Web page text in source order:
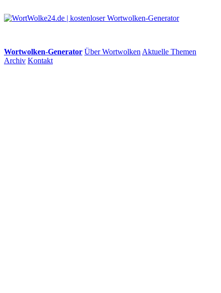
Wortwolken-Generator Über Wortwolken Aktuelle Themen
Archiv Kontakt